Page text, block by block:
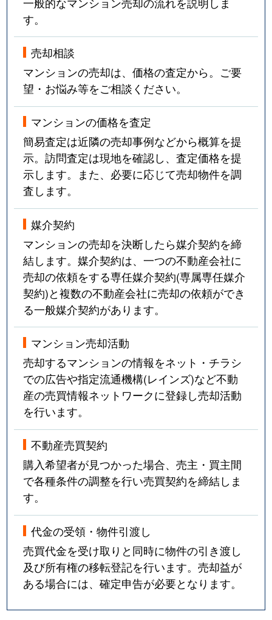
す。
売却相談
マンションの売却は、価格の査定から。ご要
望・お悩み等をご相談ください。
マンションの価格を査定
簡易査定は近隣の売却事例などから概算を提
示。訪問査定は現地を確認し、査定価格を提
示します。また、必要に応じて売却物件を調
査します。
媒介契約
マンションの売却を決断したら媒介契約を締
結します。媒介契約は、一つの不動産会社に
売却の依頼をする専任媒介契約(専属専任媒介
契約)と複数の不動産会社に売却の依頼ができ
る一般媒介契約があります。
マンション売却活動
売却するマンションの情報をネット・チラシ
での広告や指定流通機構(レインズ)など不動
産の売買情報ネットワークに登録し売却活動
を行います。
不動産売買契約
購入希望者が見つかった場合、売主・買主間
で各種条件の調整を行い売買契約を締結しま
す。
代金の受領・物件引渡し
売買代金を受け取りと同時に物件の引き渡し
及び所有権の移転登記を行います。売却益が
ある場合には、確定申告が必要となります。